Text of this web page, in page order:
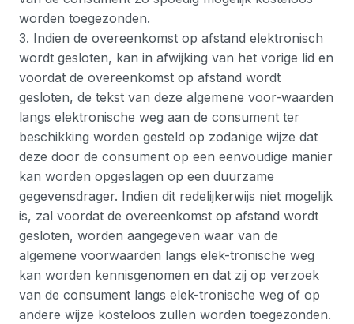
worden toegezonden.
3. Indien de overeenkomst op afstand elektronisch
wordt gesloten, kan in afwijking van het vorige lid en
voordat de overeenkomst op afstand wordt
gesloten, de tekst van deze algemene voor-waarden
langs elektronische weg aan de consument ter
beschikking worden gesteld op zodanige wijze dat
deze door de consument op een eenvoudige manier
kan worden opgeslagen op een duurzame
gegevensdrager. Indien dit redelijkerwijs niet mogelijk
is, zal voordat de overeenkomst op afstand wordt
gesloten, worden aangegeven waar van de
algemene voorwaarden langs elek-tronische weg
kan worden kennisgenomen en dat zij op verzoek
van de consument langs elek-tronische weg of op
andere wijze kosteloos zullen worden toegezonden.